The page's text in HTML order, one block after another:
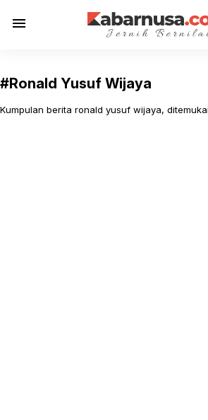
menu
#Ronald Yusuf Wijaya
Kumpulan berita ronald yusuf wijaya,